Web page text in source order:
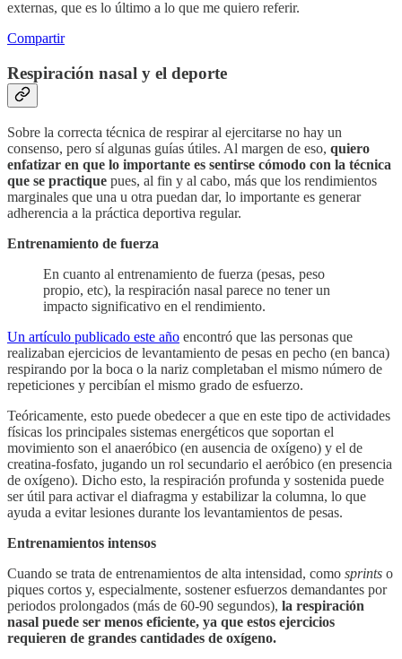
externas, que es lo último a lo que me quiero referir.
Compartir
Respiración nasal y el deporte
Sobre la correcta técnica de respirar al ejercitarse no hay un
consenso, pero sí algunas guías útiles. Al margen de eso, quiero
enfatizar en que lo importante es sentirse cómodo con la técnica
que se practique pues, al fin y al cabo, más que los rendimientos
marginales que una u otra puedan dar, lo importante es generar
adherencia a la práctica deportiva regular.
Entrenamiento de fuerza
En cuanto al entrenamiento de fuerza (pesas, peso
propio, etc), la respiración nasal parece no tener un
impacto significativo en el rendimiento.
Un artículo publicado este año encontró que las personas que
realizaban ejercicios de levantamiento de pesas en pecho (en banca)
respirando por la boca o la nariz completaban el mismo número de
repeticiones y percibían el mismo grado de esfuerzo.
Teóricamente, esto puede obedecer a que en este tipo de actividades
físicas los principales sistemas energéticos que soportan el
movimiento son el anaeróbico (en ausencia de oxígeno) y el de
creatina-fosfato, jugando un rol secundario el aeróbico (en presencia
de oxígeno). Dicho esto, la respiración profunda y sostenida puede
ser útil para activar el diafragma y estabilizar la columna, lo que
ayuda a evitar lesiones durante los levantamientos de pesas.
Entrenamientos intensos
Cuando se trata de entrenamientos de alta intensidad, como sprints o
piques cortos y, especialmente, sostener esfuerzos demandantes por
periodos prolongados (más de 60-90 segundos), la respiración
nasal puede ser menos eficiente, ya que estos ejercicios
requieren de grandes cantidades de oxígeno.